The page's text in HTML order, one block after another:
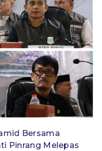
Bersama
Pinrang Melepas